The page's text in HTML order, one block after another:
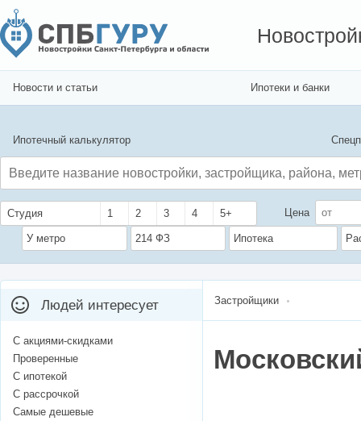
Новости и статьи Ипотеки и банки
Ипотечный калькулятор
Студия 1 2 3 4 5+ Цена
У метро 214 ФЗ Ипотека
Застройщики
Людей интересует
С акциями-скидками
Проверенные
С ипотекой
С рассрочкой
Самые дешевые